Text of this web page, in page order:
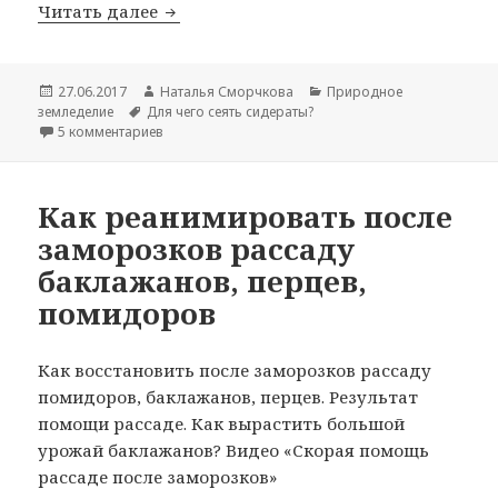
Читать далее Для чего сеять сидераты? Забота о
Опубликовано
27.06.2017 Автор
Наталья Сморчкова Рубрики
Природное
земледелие
Метки
Для чего сеять сидераты?
5 комментариев
Как реанимировать после
заморозков рассаду
баклажанов, перцев,
помидоров
Как восстановить после заморозков рассаду
помидоров, баклажанов, перцев. Результат
помощи рассаде. Как вырастить большой
урожай баклажанов? Видео «Скорая помощь
рассаде после заморозков»